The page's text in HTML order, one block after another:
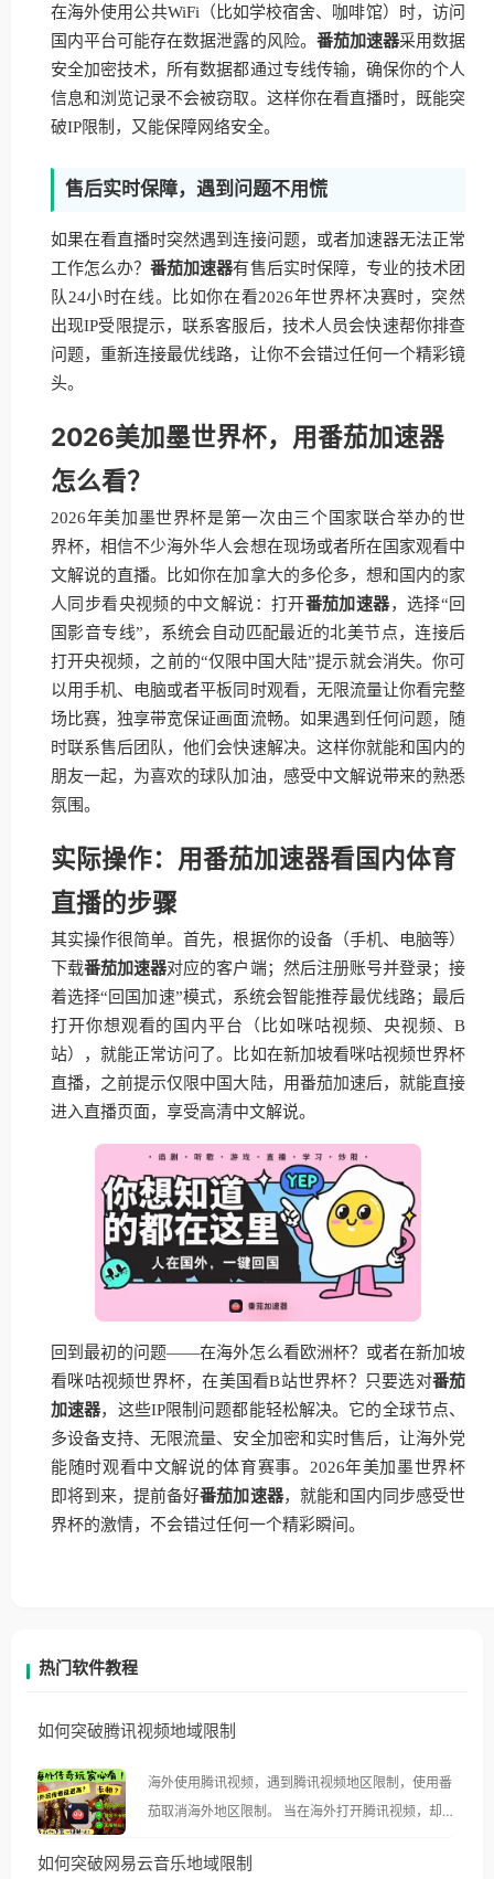
在海外使用公共WiFi（比如学校宿舍、咖啡馆）时，访问
国内平台可能存在数据泄露的风险。 番茄加速器采用数据
安全加密技术，所有数据都通过专线传输，确保你的个人
信息和浏览记录不会被窃取。这样你在看直播时，既能突
破IP限制，又能保障网络安全。
售后实时保障，遇到问题不用慌
如果在看直播时突然遇到连接问题，或者加速器无法正常
工作怎么办？番茄加速器有售后实时保障，专业的技术团
队24小时在线。比如你在看2026年世界杯决赛时，突然
出现IP受限提示，联系客服后，技术人员会快速帮你排查
问题，重新连接最优线路，让你不会错过任何一个精彩镜
头。
2026美加墨世界杯，用番茄加速器
怎么看？
2026年美加墨世界杯是第一次由三个国家联合举办的世
界杯，相信不少海外华人会想在现场或者所在国家观看中
文解说的直播。比如你在加拿大的多伦多，想和国内的家
人同步看央视频的中文解说：打开番茄加速器，选择“回
国影音专线”，系统会自动匹配最近的北美节点，连接后
打开央视频，之前的“仅限中国大陆”提示就会消失。你可
以用手机、电脑或者平板同时观看，无限流量让你看完整
场比赛，独享带宽保证画面流畅。如果遇到任何问题，随
时联系售后团队，他们会快速解决。这样你就能和国内的
朋友一起，为喜欢的球队加油，感受中文解说带来的熟悉
氛围。
实际操作：用番茄加速器看国内体育
直播的步骤
其实操作很简单。首先，根据你的设备（手机、电脑等）
下载番茄加速器对应的客户端；然后注册账号并登录；接
着选择“回国加速”模式，系统会智能推荐最优线路；最后
打开你想观看的国内平台（比如咪咕视频、央视频、B
站），就能正常访问了。比如在新加坡看咪咕视频世界杯
直播，之前提示仅限中国大陆，用番茄加速后，就能直接
进入直播页面，享受高清中文解说。
回到最初的问题——在海外怎么看欧洲杯？或者在新加坡
看咪咕视频世界杯，在美国看B站世界杯？只要选对番茄
加速器，这些IP限制问题都能轻松解决。它的全球节点、
多设备支持、无限流量、安全加密和实时售后，让海外党
能随时观看中文解说的体育赛事。2026年美加墨世界杯
即将到来，提前备好番茄加速器，就能和国内同步感受世
界杯的激情，不会错过任何一个精彩瞬间。
热门软件教程
如何突破腾讯视频地域限制
海外使用腾讯视频，遇到腾讯视频地区限制，使用番
茄取消海外地区限制。 当在海外打开腾讯视频，却突
示语。 海外用户如香港、澳门、台湾、美国、加拿
如何突破网易云音乐地域限制